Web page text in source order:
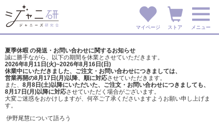
マイページ ストア メニュー
夏季休暇 の発送・お問い合わせに関するお知らせ
誠に勝手ながら、以下の期間を休業とさせていただきます。
2026年8月11日(火)~2026年8月16日(日)
休業中にいただきました、ご注文・お問い合わせにつきましては、
営業再開の8月17日(月)以降、順に対応させていただきます。
また、 8月8日(土)以降にいただいた、ご注文・ お問い合わせにつきましても、
8月17日(月)以降に対応させていただく場合がございます。
大変ご迷惑をおかけしますが、 何卒ご了承くださいますようお願い申し上げま
す。
伊野尾慧について語ろう